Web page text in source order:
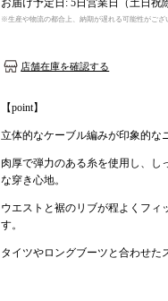
お届け予定日: 5日営業日（土日祝
※生産や物流の都合上、納期が遅れる可能性がござ
店舗在庫を確認する
【point】
立体的なケーブル編みが印象的な
肉厚で弾力のある糸を使用し、し
な穿き心地。
ウエストと裾のリブが程よくフィ
す。
タイツやロングブーツと合わせた